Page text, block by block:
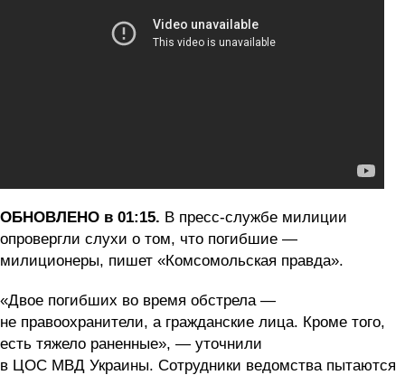
ОБНОВЛЕНО в 01:15. В пресс-службе милиции
опровергли слухи о том, что погибшие —
милиционеры, пишет «Комсомольская правда».
«Двое погибших во время обстрела —
не правоохранители, а гражданские лица. Кроме того,
есть тяжело раненные», — уточнили
в ЦОС МВД Украины. Сотрудники ведомства пытаются